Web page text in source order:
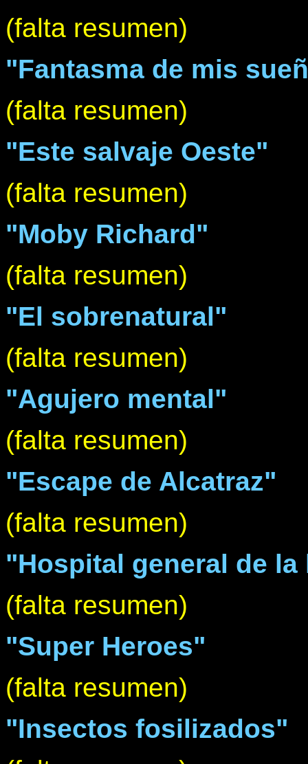
(falta resumen)
"Fantasma de mis
(falta resumen)
"Este salvaje Oeste"
(falta resumen)
"Moby Richard"
(falta resumen)
"El sobrenatural"
(falta resumen)
"Agujero mental"
(falta resumen)
"Escape de Alcatraz"
(falta resumen)
"Hospital general de
(falta resumen)
"Super Heroes"
(falta resumen)
"Insectos fosilizados"